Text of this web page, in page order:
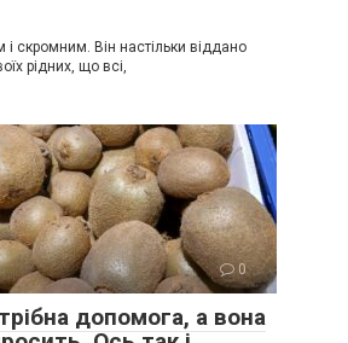
скромним. Він настільки віддано
рідних, що всі,
0
допомога, а вона